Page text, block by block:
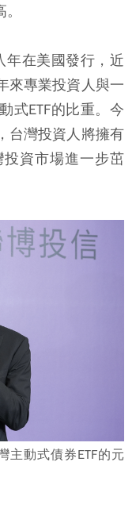
在美國發行，近
來專業投資人與一
式ETF的比重。今
台灣投資人將擁有
資市場進一步茁
主動式債券ETF的元